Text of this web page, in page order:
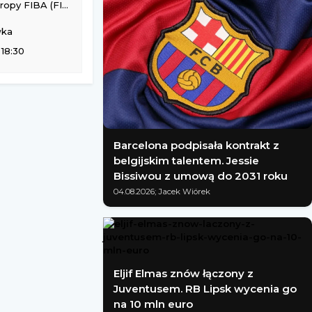
(FIBA Europe Cup)
Barcelona podpisała kontrakt z
belgijskim talentem. Jessie
Bissiwou z umową do 2031 roku
04.08.2026; Jacek Wiórek
Eljif Elmas znów łączony z
Juventusem. RB Lipsk wycenia go
na 10 mln euro